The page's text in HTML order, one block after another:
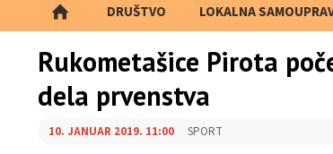
DRUŠTVO LOKALNA
PRETRAGA
Rukometašice Pirota
dela prvenstva
10. JANUAR 2019. 11:00 SPORT